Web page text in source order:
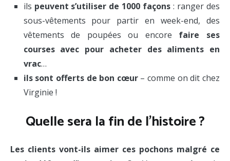
ils peuvent s’utiliser de 1000 façons : ranger des
sous-vêtements pour partir en week-end, des
vêtements de poupées ou encore faire ses
courses avec pour acheter des aliments en
vrac…
ils sont offerts de bon cœur– comme on dit chez
Virginie !
Quelle sera la fin de l’histoire ?
Les clients vont-ils aimer ces pochons malgré ce